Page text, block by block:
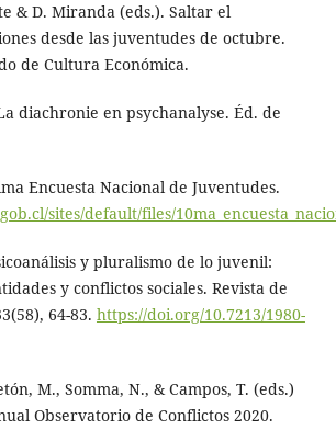
& D. Miranda (eds.). Saltar el
desde las juventudes de octubre.
de Cultura Económica.
diachronie en psychanalyse. Éd. de
Encuesta Nacional de Juventudes.
sites/default/files/
y pluralismo de lo juvenil:
y conflictos sociales. Revista de
64-83. https://doi.org/10.7213/1980-
M., Somma, N., & Campos, T. (eds.)
Observatorio de Conflictos 2020.